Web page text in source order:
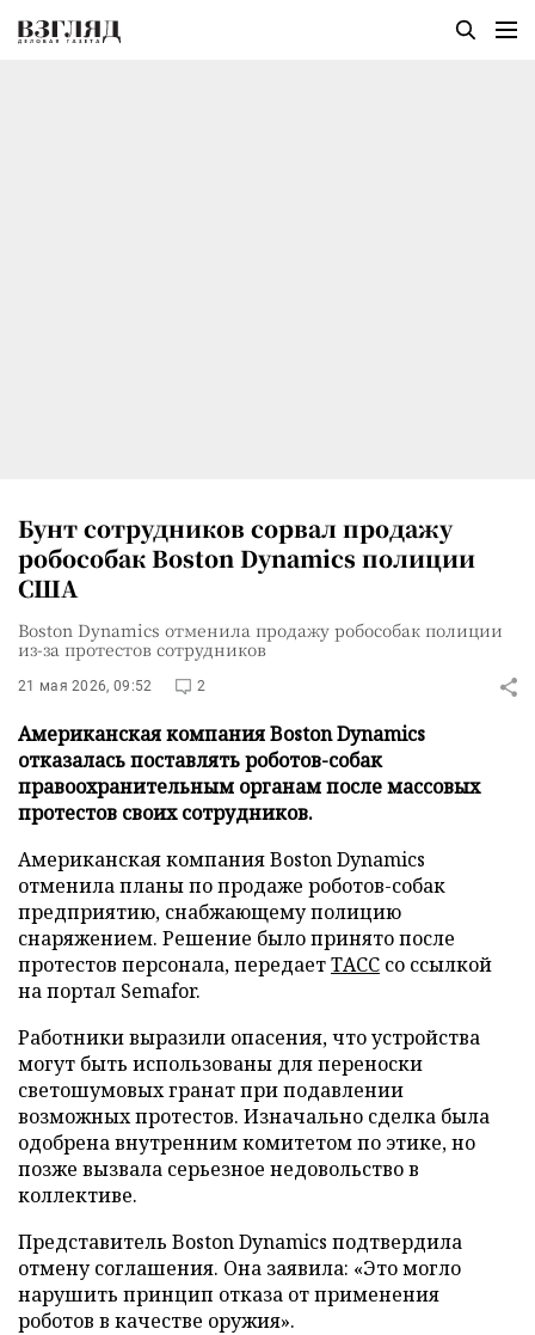
Бунт сотрудников сорвал продажу
робособак Boston Dynamics полиции
США
Boston Dynamics отменила продажу робособак полиции
из-за протестов сотрудников
21 мая 2026, 09:52 2
Американская компания Boston Dynamics
отказалась поставлять роботов-собак
правоохранительным органам после массовых
протестов своих сотрудников.
Американская компания Boston Dynamics
отменила планы по продаже роботов-собак
предприятию, снабжающему полицию
снаряжением. Решение было принято после
протестов персонала, передаетТАСС со ссылкой
на портал Semafor.
Работники выразили опасения, что устройства
могут быть использованы для переноски
светошумовых гранат при подавлении
возможных протестов. Изначально сделка была
одобрена внутренним комитетом по этике, но
позже вызвала серьезное недовольство в
коллективе.
Представитель Boston Dynamics подтвердила
отмену соглашения. Она заявила: «Это могло
нарушить принцип отказа от применения
роботов в качестве оружия».